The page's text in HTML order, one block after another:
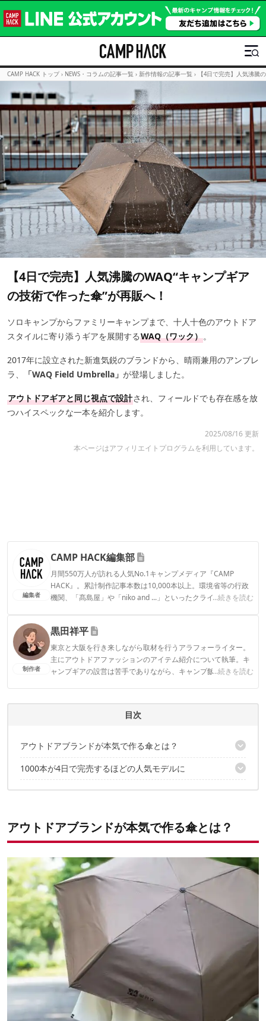
CAMP HACK トップ › NEWS・コラムの記事一覧 › 新作情報の記事一覧 › 【4日で完売】人気沸騰
【4日で完売】人気沸騰のWAQ“キャンプギア
の技術で作った傘”が再販へ！
ソロキャンプからファミリーキャンプまで、十人十色のアウトドア
スタイルに寄り添うギアを展開するWAQ（ワック）。
2017年に設立された新進気鋭のブランドから、晴雨兼用のアンブレ
ラ、
「WAQ Field Umbrella」 が登場しました。
アウトドアギアと同じ視点で設計され、フィールドでも存在感を放
つハイスペックな一本を紹介します。
2025/08/16 更新
本ページはアフィリエイトプログラムを利用しています。
編集者
CAMP HACK編集部
月間550万人が訪れる人気No.1キャンプメディア『CAMP
HACK』。累計制作記事本数は10,000本以上。環境省等の行政
機関、「髙島屋」や「niko and ...」といったクライアントとの
...続きを読む
CAMP HACK編集部のプロフィール
制作者
黒田祥平
東京と大阪を行き来しながら取材を行うアラフォーライター。
主にアウトドアファッションのアイテム紹介について執筆。キ
ャンプギアの設営は苦手でありながら、キャンプ飯を平らげる
...続きを読む
黒田祥平のプロフィール
目次
アウトドアブランドが本気で作る傘とは？
完全遮光で体感温度を最大−5℃下げる
1000本が4日で完売するほどの人気モデルに
アウトドアブランドが本気で作る傘とは？